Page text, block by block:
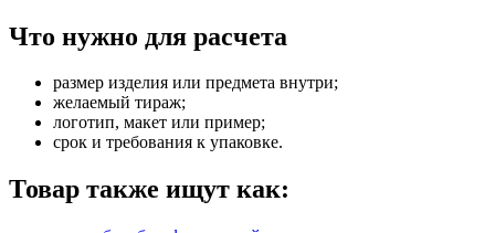
Что нужно для расчета
размер изделия или предмета внутри;
желаемый тираж;
логотип, макет или пример;
срок и требования к упаковке.
Товар также ищут как: